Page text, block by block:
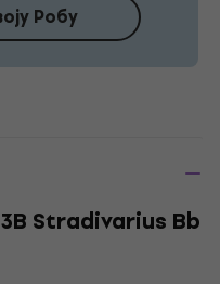
Робу
Stradivarius Bb